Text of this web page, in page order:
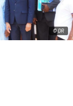
© DR